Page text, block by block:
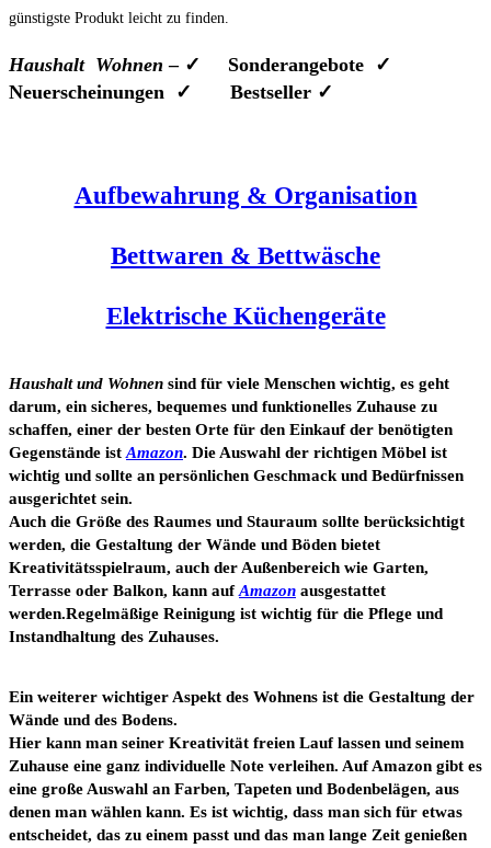
günstigste Produkt leicht zu finden.
Haushalt Wohnen – ✓ Sonderangebote ✓
Neuerscheinungen ✓ Bestseller ✓
Aufbewahrung & Organisation
Bettwaren & Bettwäsche
Elektrische Küchengeräte
Haushalt und Wohnen sind für viele Menschen wichtig, es geht
darum, ein sicheres, bequemes und funktionelles Zuhause zu
schaffen, einer der besten Orte für den Einkauf der benötigten
Gegenstände ist Amazon. Die Auswahl der richtigen Möbel ist
wichtig und sollte an persönlichen Geschmack und Bedürfnissen
ausgerichtet sein.
Auch die Größe des Raumes und Stauraum sollte berücksichtigt
werden, die Gestaltung der Wände und Böden bietet
Kreativitätsspielraum, auch der Außenbereich wie Garten,
Terrasse oder Balkon, kann aufAmazon ausgestattet
werden.Regelmäßige Reinigung ist wichtig für die Pflege und
Instandhaltung des Zuhauses.
Ein weiterer wichtiger Aspekt des Wohnens ist die Gestaltung der
Wände und des Bodens.
Hier kann man seiner Kreativität freien Lauf lassen und seinem
Zuhause eine ganz individuelle Note verleihen. Auf Amazon gibt es
eine große Auswahl an Farben, Tapeten und Bodenbelägen, aus
denen man wählen kann. Es ist wichtig, dass man sich für etwas
entscheidet, das zu einem passt und das man lange Zeit genießen